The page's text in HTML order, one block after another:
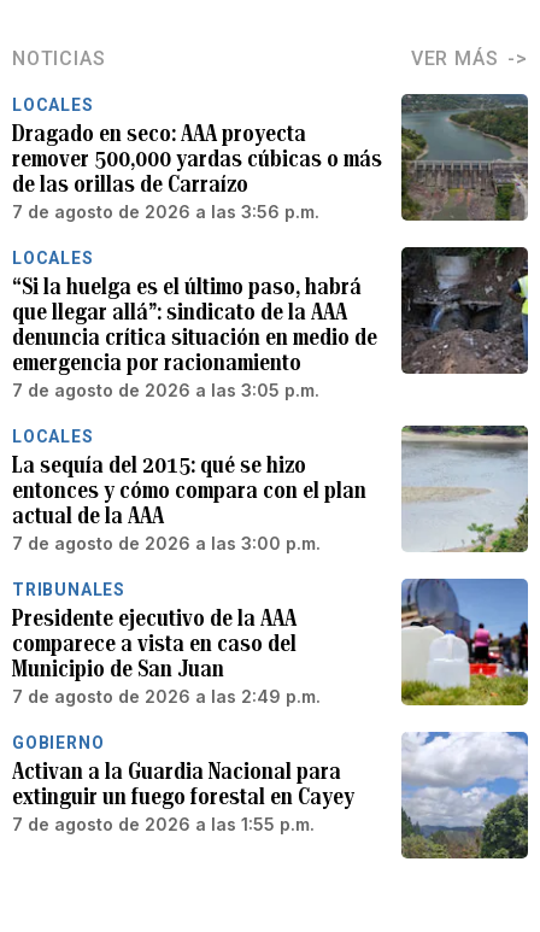
NOTICIAS VER MÁS
LOCALES
Dragado en seco: AAA proyecta
remover 500,000 yardas cúbicas o más
de las orillas de Carraízo
7 de agosto de 2026 a las 3:56 p.m.
LOCALES
“Si la huelga es el último paso, habrá
que llegar allá”: sindicato de la AAA
denuncia crítica situación en medio de
emergencia por racionamiento
7 de agosto de 2026 a las 3:05 p.m.
LOCALES
La sequía del 2015: qué se hizo
entonces y cómo compara con el plan
actual de la AAA
7 de agosto de 2026 a las 3:00 p.m.
TRIBUNALES
Presidente ejecutivo de la AAA
comparece a vista en caso del
Municipio de San Juan
7 de agosto de 2026 a las 2:49 p.m.
GOBIERNO
Activan a la Guardia Nacional para
extinguir un fuego forestal en Cayey
7 de agosto de 2026 a las 1:55 p.m.